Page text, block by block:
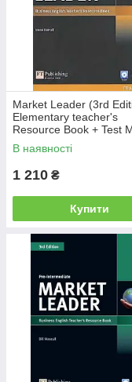
Книга 2
соответствующие
Также добавлены
презентаций, встреч
Преимущества
Полностью
деловых
Динамичный и
которому этот
среди программ
языку во всем
Вивчення
можливість
свої ділові якості,
необхідні
На CD-ROM у
підручника та
Додаткові
www.market-
Market Leader (3rd
Elementary teacher's
Resource Book + Test
CD-ROM
В наявності
1 210 ₴
Купити